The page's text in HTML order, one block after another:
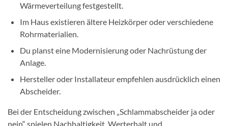
Wärmeverteilung festgestellt.
Im Haus existieren ältere Heizkörper oder verschiedene
Rohrmaterialien.
Du planst eine Modernisierung oder Nachrüstung der
Anlage.
Hersteller oder Installateur empfehlen ausdrücklich einen
Abscheider.
Bei der Entscheidung zwischen „Schlammabscheider ja oder
nein“ spielen Nachhaltigkeit, Werterhalt und